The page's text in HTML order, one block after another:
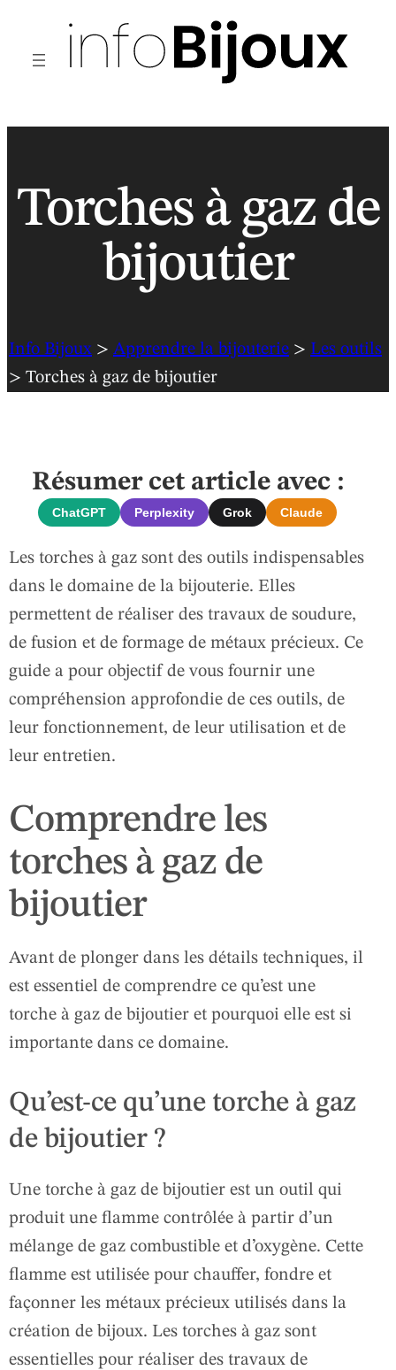
Torches à gaz de
bijoutier
Info Bijoux > Apprendre la bijouterie > Les outils
> Torches à gaz de bijoutier
Résumer cet article avec :
ChatGPT Perplexity Grok Claude
Les torches à gaz sont des outils indispensables
dans le domaine de la bijouterie. Elles
permettent de réaliser des travaux de soudure,
de fusion et de formage de métaux précieux. Ce
guide a pour objectif de vous fournir une
compréhension approfondie de ces outils, de
leur fonctionnement, de leur utilisation et de
leur entretien.
Comprendre les
torches à gaz de
bijoutier
Avant de plonger dans les détails techniques, il
est essentiel de comprendre ce qu’est une
torche à gaz de bijoutier et pourquoi elle est si
importante dans ce domaine.
Qu’est-ce qu’une torche à gaz
de bijoutier ?
Une torche à gaz de bijoutier est un outil qui
produit une flamme contrôlée à partir d’un
mélange de gaz combustible et d’oxygène. Cette
flamme est utilisée pour chauffer, fondre et
façonner les métaux précieux utilisés dans la
création de bijoux. Les torches à gaz sont
essentielles pour réaliser des travaux de